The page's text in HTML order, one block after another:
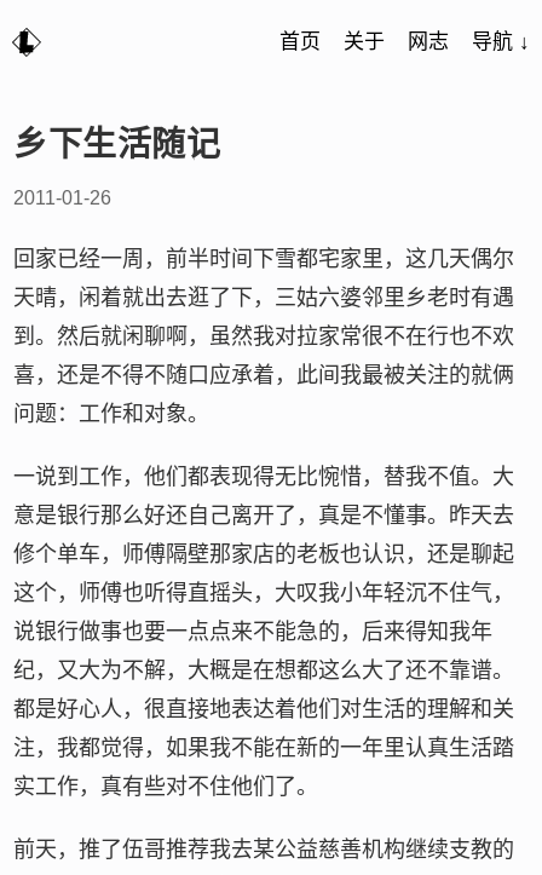
首页 关于 网志 导航 ↓
乡下生活随记
2011-01-26
回家已经一周，前半时间下雪都宅家里，这几天偶尔
天晴，闲着就出去逛了下，三姑六婆邻里乡老时有遇
到。然后就闲聊啊，虽然我对拉家常很不在行也不欢
喜，还是不得不随口应承着，此间我最被关注的就俩
问题：工作和对象。
一说到工作，他们都表现得无比惋惜，替我不值。大
意是银行那么好还自己离开了，真是不懂事。昨天去
修个单车，师傅隔壁那家店的老板也认识，还是聊起
这个，师傅也听得直摇头，大叹我小年轻沉不住气，
说银行做事也要一点点来不能急的，后来得知我年
纪，又大为不解，大概是在想都这么大了还不靠谱。
都是好心人，很直接地表达着他们对生活的理解和关
注，我都觉得，如果我不能在新的一年里认真生活踏
实工作，真有些对不住他们了。
前天，推了伍哥推荐我去某公益慈善机构继续支教的